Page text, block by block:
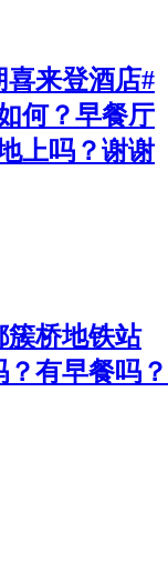
喜来登酒店#
何？早餐厅
上吗？谢谢
簇桥地铁站
有早餐吗？